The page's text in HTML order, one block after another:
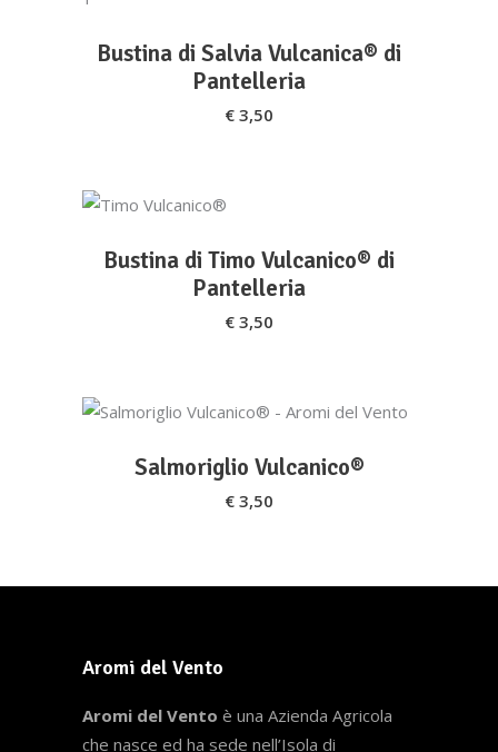
Bustina di Salvia Vulcanica® di
Pantelleria
€ 3,50
Bustina di Timo Vulcanico® di
Pantelleria
€ 3,50
Salmoriglio Vulcanico®
€ 3,50
Aromi del Vento
Aromi del Vento è una Azienda Agricola
che nasce ed ha sede nell’Isola di